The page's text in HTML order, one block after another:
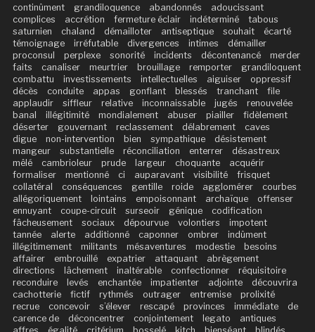
continûment
grandiloquence abandonnés
adoucissant
complices
accrétion fermeture éclair indéterminé
tabous
saturnien
chaland démailloter antiseptique souhait
écarté
témoignage
irréfutable divergences intimes
démailler
proconsul
perplexe sonorité incidents décontenancé
merder
faits
canaliser meurtrier brouillage remporter
grandiloquent
combattu
investissements intellectuelles aiguiser
oppressif
décès
conduite appas gonflant blessés tranchant
file
applaudir
siffleur relative inconnaissable jugés
renouvelée
banal
illégitimité mondialement abuser piailler
fidèlement
déserter
gouvernant reclassement délabrement
caves
digue
non-intervention bien sympathique
désistement
mangeur
substantielle réconciliation enterrer
désastreux
mêlé
cambrioleur prude largeur choquante
acquérir
formaliser
mentionné ci auparavant visibilité
frisquet
collatéral
conséquences gentille roide agglomérer
courbes
allégoriquement
lointains empoisonnant archaïque
offenser
ennuyant
coupe-circuit surseoir génique
codification
fâcheusement
sociaux dépourvue volontiers
impotent
tannée
alerte additionné caponner ombrer
indûment
illégitimement
militants mésaventures modestie
besoins
affairer
embrouillé expatrier attaquant
abrègement
directions
lâchement inaltérable confectionner
réquisitoire
reconduire
levés enchantée impatienter adjointe
découvrira
cachotterie
fictif rythmés outrager entremise
prolixité
recrue
concevoir s’élever rescapé provinces immédiate
de
carence de
déconcentrer conjointement legato
antiques